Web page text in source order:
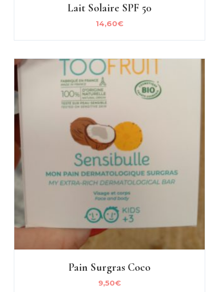
Lait Solaire SPF 50
14,60€
Pain Surgras Coco
9,50€